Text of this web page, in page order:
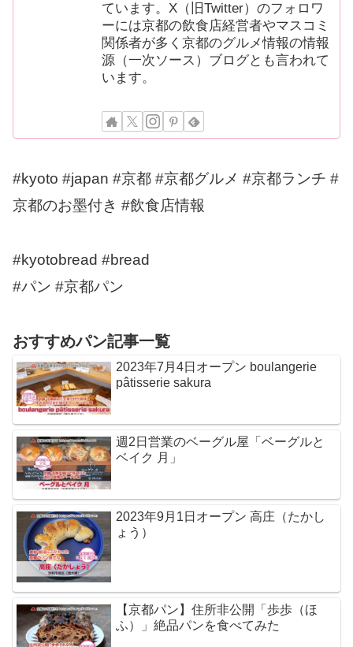
ています。X（旧Twitter）のフォロワ
ーには京都の飲食店経営者やマスコミ
関係者が多く京都のグルメ情報の情報
源（一次ソース）ブログとも言われて
います。
#kyoto #japan #京都 #京都グルメ #京都ランチ #
京都のお墨付き #飲食店情報
#kyotobread #bread
#パン #京都パン
おすすめパン記事一覧
2023年7月4日オープン boulangerie
pâtisserie sakura
週2日営業のベーグル屋「ベーグルと
ベイク 月」
2023年9月1日オープン 高庄（たかし
ょう）
【京都パン】住所非公開「歩歩（ほ
ふ）」絶品パンを食べてみた